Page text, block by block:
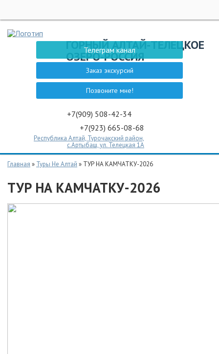
ГОРНЫЙ АЛТАЙ-ТЕЛЕЦКОЕ
ОЗЕРО-РОССИЯ
Телеграм канал
Заказ экскурсий
Позвоните мне!
+7(909) 508-42-34
+7(923) 665-08-68
Республика Алтай, Турочакский район,
с.Артыбаш, ул. Телецкая 1А
ТЕЛЕЦКОЕ
Главная » Туры Не Алтай » ТУР НА КАМЧАТКУ-2026
ТУР НА КАМЧАТКУ-2026